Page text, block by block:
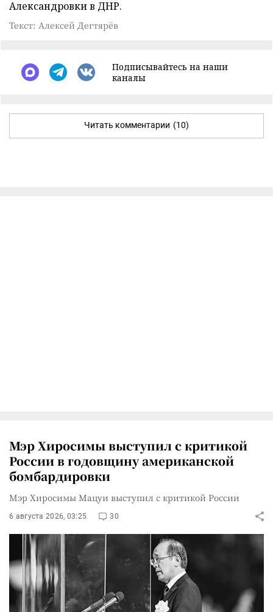
Александровки в ДНР.
Текст: Алексей Дегтярёв
Подписывайтесь на наши
каналы
Читать комментарии (10)
Мэр Хиросимы выступил с критикой
России в годовщину американской
бомбардировки
Мэр Хиросимы Мацуи выступил с критикой России
6 августа 2026, 03:25 30